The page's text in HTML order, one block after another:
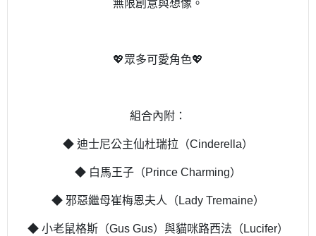
無限創意與想像。
💖眾多可愛角色💖
組合內附：
◆ 迪士尼公主仙杜瑞拉（Cinderella）
◆ 白馬王子（Prince Charming）
◆ 邪惡繼母崔梅恩夫人（Lady Tremaine）
◆ 小老鼠格斯（Gus Gus）與貓咪路西法（Lucifer）